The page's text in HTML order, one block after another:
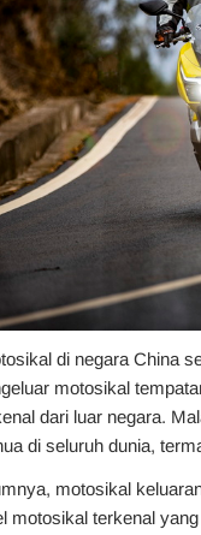
di negara China
motosikal
dari luar negara.
di seluruh dunia,
motosikal
motosikal terkenal